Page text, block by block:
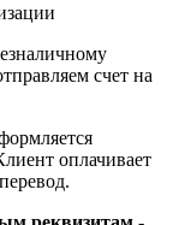
счет на
оплачивает